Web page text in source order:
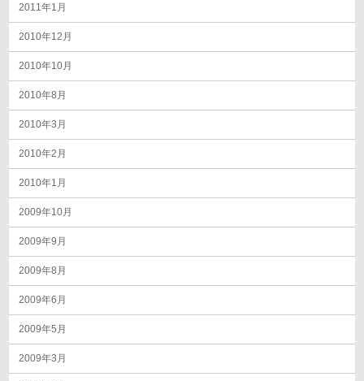
2011年1月
2010年12月
2010年10月
2010年8月
2010年3月
2010年2月
2010年1月
2009年10月
2009年9月
2009年8月
2009年6月
2009年5月
2009年3月